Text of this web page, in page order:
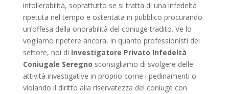
intollerabilità, soprattutto se si tratta di una infedeltà
ripetuta nel tempo e ostentata in pubblico procurando
un’offesa della onorabilità del coniuge tradito. Ve lo
vogliamo ripetere ancora, in quanto professionisti del
settore, noi di Investigatore Privato Infedeltà
Coniugale Seregno sconsigliamo di svolgere delle
attività investigative in proprio come i pedinamenti o
violando il diritto alla riservatezza del coniuge con